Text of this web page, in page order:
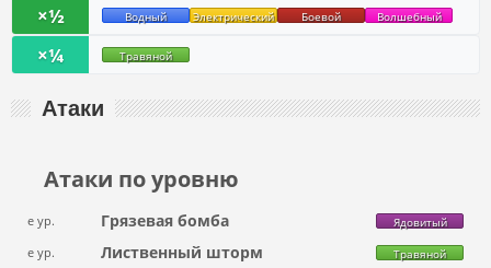
×½ Водный Электрический Боевой Волшебный
×¼ Травяной
Атаки
Атаки по уровню
e ур. Грязевая бомба Ядовитый
e ур. Лиственный шторм Травяной